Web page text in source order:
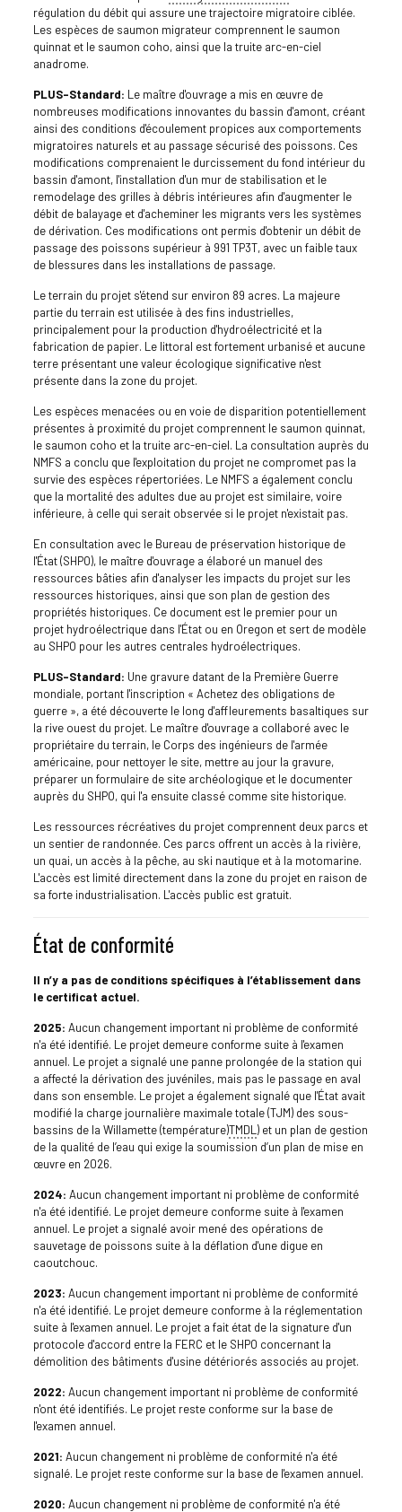
régulation du débit qui assure une trajectoire migratoire ciblée.
Les espèces de saumon migrateur comprennent le saumon
quinnat et le saumon coho, ainsi que la truite arc-en-ciel
anadrome.
PLUS-Standard: Le maître d'ouvrage a mis en œuvre de
nombreuses modifications innovantes du bassin d'amont, créant
ainsi des conditions d'écoulement propices aux comportements
migratoires naturels et au passage sécurisé des poissons. Ces
modifications comprenaient le durcissement du fond intérieur du
bassin d'amont, l'installation d'un mur de stabilisation et le
remodelage des grilles à débris intérieures afin d'augmenter le
débit de balayage et d'acheminer les migrants vers les systèmes
de dérivation. Ces modifications ont permis d'obtenir un débit de
passage des poissons supérieur à 991 TP3T, avec un faible taux
de blessures dans les installations de passage.
Le terrain du projet s'étend sur environ 89 acres. La majeure
partie du terrain est utilisée à des fins industrielles,
principalement pour la production d'hydroélectricité et la
fabrication de papier. Le littoral est fortement urbanisé et aucune
terre présentant une valeur écologique significative n'est
présente dans la zone du projet.
Les espèces menacées ou en voie de disparition potentiellement
présentes à proximité du projet comprennent le saumon quinnat,
le saumon coho et la truite arc-en-ciel. La consultation auprès du
NMFS a conclu que l'exploitation du projet ne compromet pas la
survie des espèces répertoriées. Le NMFS a également conclu
que la mortalité des adultes due au projet est similaire, voire
inférieure, à celle qui serait observée si le projet n'existait pas.
En consultation avec le Bureau de préservation historique de
l'État (SHPO), le maître d'ouvrage a élaboré un manuel des
ressources bâties afin d'analyser les impacts du projet sur les
ressources historiques, ainsi que son plan de gestion des
propriétés historiques. Ce document est le premier pour un
projet hydroélectrique dans l'État ou en Oregon et sert de modèle
au SHPO pour les autres centrales hydroélectriques.
PLUS-Standard: Une gravure datant de la Première Guerre
mondiale, portant l'inscription « Achetez des obligations de
guerre », a été découverte le long d'affleurements basaltiques sur
la rive ouest du projet. Le maître d'ouvrage a collaboré avec le
propriétaire du terrain, le Corps des ingénieurs de l'armée
américaine, pour nettoyer le site, mettre au jour la gravure,
préparer un formulaire de site archéologique et le documenter
auprès du SHPO, qui l'a ensuite classé comme site historique.
Les ressources récréatives du projet comprennent deux parcs et
un sentier de randonnée. Ces parcs offrent un accès à la rivière,
un quai, un accès à la pêche, au ski nautique et à la motomarine.
L'accès est limité directement dans la zone du projet en raison de
sa forte industrialisation. L'accès public est gratuit.
État de conformité
Il n’y a pas de conditions spécifiques à l’établissement dans
le certificat actuel.
2025: Aucun changement important ni problème de conformité
n'a été identifié. Le projet demeure conforme suite à l'examen
annuel. Le projet a signalé une panne prolongée de la station qui
a affecté la dérivation des juvéniles, mais pas le passage en aval
dans son ensemble. Le projet a également signalé que l'État avait
modifié la charge journalière maximale totale (TJM) des sous-
bassins de la Willamette (température)TMDL ) et un plan de gestion
de la qualité de l’eau qui exige la soumission d’un plan de mise en
œuvre en 2026.
2024: Aucun changement important ni problème de conformité
n'a été identifié. Le projet demeure conforme suite à l'examen
annuel. Le projet a signalé avoir mené des opérations de
sauvetage de poissons suite à la déflation d'une digue en
caoutchouc.
2023: Aucun changement important ni problème de conformité
n'a été identifié. Le projet demeure conforme à la réglementation
suite à l'examen annuel. Le projet a fait état de la signature d'un
protocole d'accord entre la FERC et le SHPO concernant la
démolition des bâtiments d'usine détériorés associés au projet.
2022: Aucun changement important ni problème de conformité
n'ont été identifiés. Le projet reste conforme sur la base de
l'examen annuel.
2021: Aucun changement ni problème de conformité n'a été
signalé. Le projet reste conforme sur la base de l'examen annuel.
2020: Aucun changement ni problème de conformité n'a été